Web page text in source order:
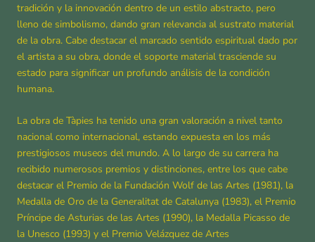
tradición y la innovación dentro de un estilo abstracto, pero
lleno de simbolismo, dando gran relevancia al sustrato material
de la obra. Cabe destacar el marcado sentido espiritual dado por
el artista a su obra, donde el soporte material trasciende su
estado para significar un profundo análisis de la condición
humana.
La obra de Tàpies ha tenido una gran valoración a nivel tanto
nacional como internacional, estando expuesta en los más
prestigiosos museos del mundo. A lo largo de su carrera ha
recibido numerosos premios y distinciones, entre los que cabe
destacar el Premio de la Fundación Wolf de las Artes (1981), la
Medalla de Oro de la Generalitat de Catalunya (1983), el Premio
Príncipe de Asturias de las Artes (1990), la Medalla Picasso de
la Unesco (1993) y el Premio Velázquez de Artes